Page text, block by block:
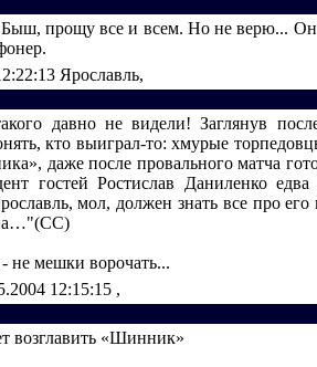
Быш, прощу все и всем. Но не верю...
Ярославль,
давно не видели! Заглянув
кто выиграл-то: хмурые
даже после провального матча
гостей Ростислав Даниленко
мол, должен знать все про
не мешки ворочать...
12:15:15 ,
возглавить «Шинник»